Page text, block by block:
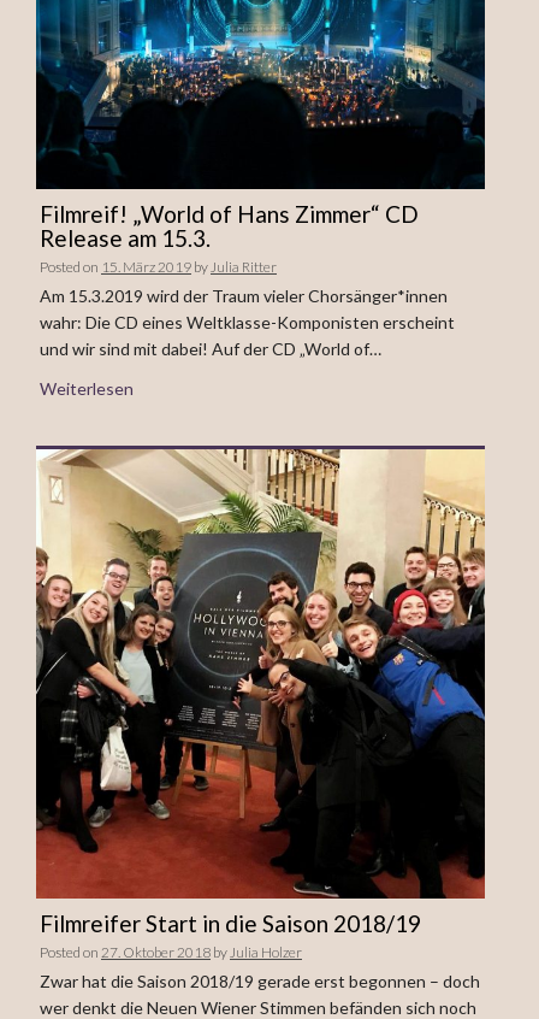
Filmreif! „World of Hans Zimmer“ CD
Release am 15.3.
Posted on 15. März 2019 byJulia Ritter
Am 15.3.2019 wird der Traum vieler Chorsänger*innen
wahr: Die CD eines Weltklasse-Komponisten erscheint
und wir sind mit dabei! Auf der CD „World of…
Weiterlesen
Filmreifer Start in die Saison 2018/19
Posted on 27. Oktober 2018 by Julia Holzer
Zwar hat die Saison 2018/19 gerade erst begonnen – doch
wer denkt die Neuen Wiener Stimmen befänden sich noch